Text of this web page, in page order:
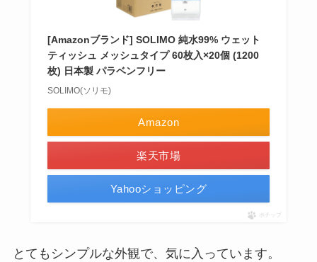
[Amazonブランド] SOLIMO 純水99% ウェット
ティッシュ メッシュタイプ 60枚入×20個 (1200
枚) 日本製 パラベンフリー
SOLIMO(ソリモ)
Amazon
楽天市場
Yahooショッピング
ポチップ
とてもシンプルな外観で、気に入っています。